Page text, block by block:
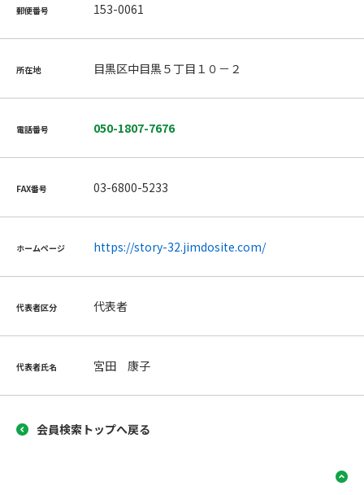
郵便番号 153-0061
所在地 目黒区中目黒５丁目１０－２
電話番号 050-1807-7676
FAX番号 03-6800-5233
ホームページ https://story-32.jimdosite.com/
代表者区分 代表者
代表者氏名 宮田 康子
会員検索トップへ戻る